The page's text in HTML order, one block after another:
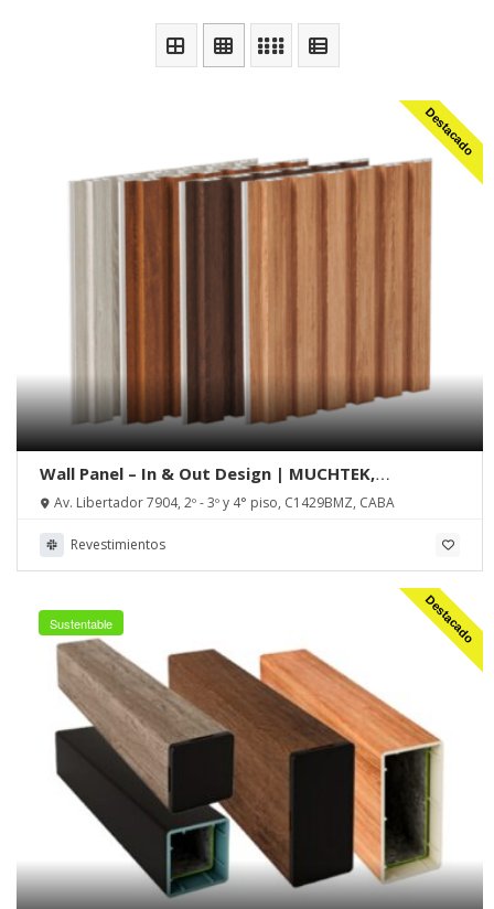
Destacado
Wall Panel – In & Out Design | MUCHTEK,
Tecnoperfiles Group
Av. Libertador 7904, 2º - 3º y 4° piso, C1429BMZ, CABA
Revestimientos
Destacado
Sustentable